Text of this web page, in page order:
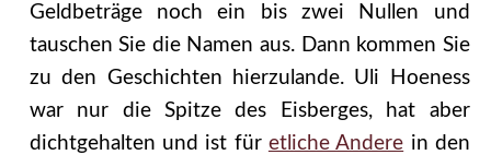
Geldbeträge noch ein bis zwei Nullen und
tauschen Sie die Namen aus. Dann kommen Sie
zu den Geschichten hierzulande. Uli Hoeness
war nur die Spitze des Eisberges, hat aber
dichtgehalten und ist für etliche Andere in den